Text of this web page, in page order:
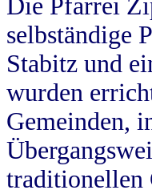
Die Pfarrei
selbständige
Stabitz und
wurden
Gemeinden,
traditionellen